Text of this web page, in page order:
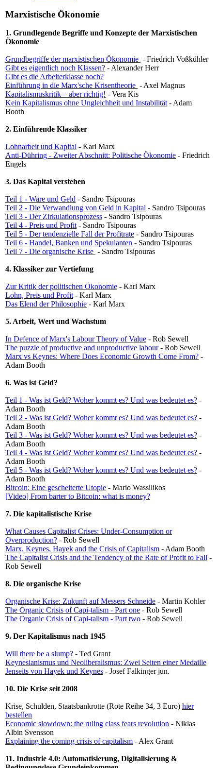
Marxistische Ökonomie
1. Grundlegende Begriffe und Konzepte der Marxistischen
Ökonomie
Grundbegriffe der marxistischen Ökonomie - Friedrich Voßkühler
Gibt es eigentlich noch Klassen? - Alexander Herr
Gibt es die Arbeiterklasse noch?
Einführung in die Marx'sche Krisentheorie - Axel Magnus
Kapitalismuskritik – aber richtig! - Vera Kis
Kein Kapitalismus ohne Ungleichheit und Instabilität - Adam
Booth
2. Einführende Klassiker
Lohnarbeit und Kapital - Karl Marx
Anti-Dühring - Zweiter Abschnitt: Politische Ökonomie - Friedrich
Engels
3. Das Kapital verstehen
Teil 1 - Ware und Geld - Sandro Tsipouras
Teil 2 - Die Verwandlung von Geld in Kapital - Sandro Tsipouras
Teil 3 - Der Zirkulationsprozess - Sandro Tsipouras
Teil 4 - Preis und Profit - Sandro Tsipouras
Teil 5 - Der tendenzielle Fall der Profitrate - Sandro Tsipouras
Teil 6 - Handel, Banken und Spekulanten - Sandro Tsipouras
Teil 7 - Die organische Krise - Sandro Tsipouras
4. Klassiker zur Vertiefung
Zur Kritik der politischen Ökonomie - Karl Marx
Lohn, Preis und Profit - Karl Marx
Das Elend der Philosophie - Karl Marx
5. Arbeit, Wert und Wachstum
In Defence of Marx's Labour Theory of Value - Rob Sewell
The puzzle of productive and unproductive labour- Rob Sewell
Marx vs Keynes: Where Does Economic Growth Come From? -
Adam Booth
6. Was ist Geld?
Teil 1 - Was ist Geld? Woher kommt es? Und was bedeutet es? -
Adam Booth
Teil 2 - Was ist Geld? Woher kommt es? Und was bedeutet es? -
Adam Booth
Teil 3 - Was ist Geld? Woher kommt es? Und was bedeutet es? -
Adam Booth
Teil 4 - Was ist Geld? Woher kommt es? Und was bedeutet es? -
Adam Booth
Teil 5 - Was ist Geld? Woher kommt es? Und was bedeutet es? -
Adam Booth
Bitcoin: Eine gescheiterte Utopie - Mario Wassilikos
[Video] From barter to Bitcoin: what is money?
7. Die kapitalistische Krise
What Causes Capitalist Crises: Under-Consumption or
Overproduction? - Rob Sewell
Marx, Keynes, Hayek and the Crisis of Capitalism - Adam Booth
The Capitalist Crisis and the Tendency of the Rate of Profit to Fall -
Rob Sewell
8. Die organische Krise
Organische Krise: Zukunft auf Messers Schneide - Martin Kohler
The Organic Crisis of Capi-talism - Part one - Rob Sewell
The Organic Crisis of Capi-talism - Part two - Rob Sewell
9. Der Kapitalismus nach 1945
Will there be a slump? - Ted Grant
Keynesianismus und Neoliberalismus: Zwei Seiten einer Medaille
Jenseits von Hayek und Keynes - Josef Falkinger jun.
10. Die Krise seit 2008
Krise, Schulden, Staatsbankrotte (Rote Reihe 34, 3 Euro) hier
bestellen
Economic slowdown: the ruling class fears revolution - Niklas
Albin Svensson
Explaining the coming crisis of capitalism - Alex Grant
11. Industrie 4.0: Automatisierung, Digitalisierung &